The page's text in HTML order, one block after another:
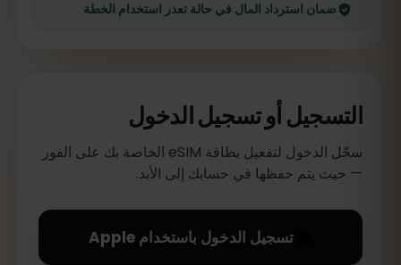
ضمان استرداد المال في حالة تعذر استخدام الخطة
التسجيل أو تسجيل الدخول
سجّل الدخول لتفعيل بطاقة eSIM الخاصة بك على الفور
— حيث يتم حفظها في حسابك إلى الأبد.
تسجيل الدخول باستخدام Apple